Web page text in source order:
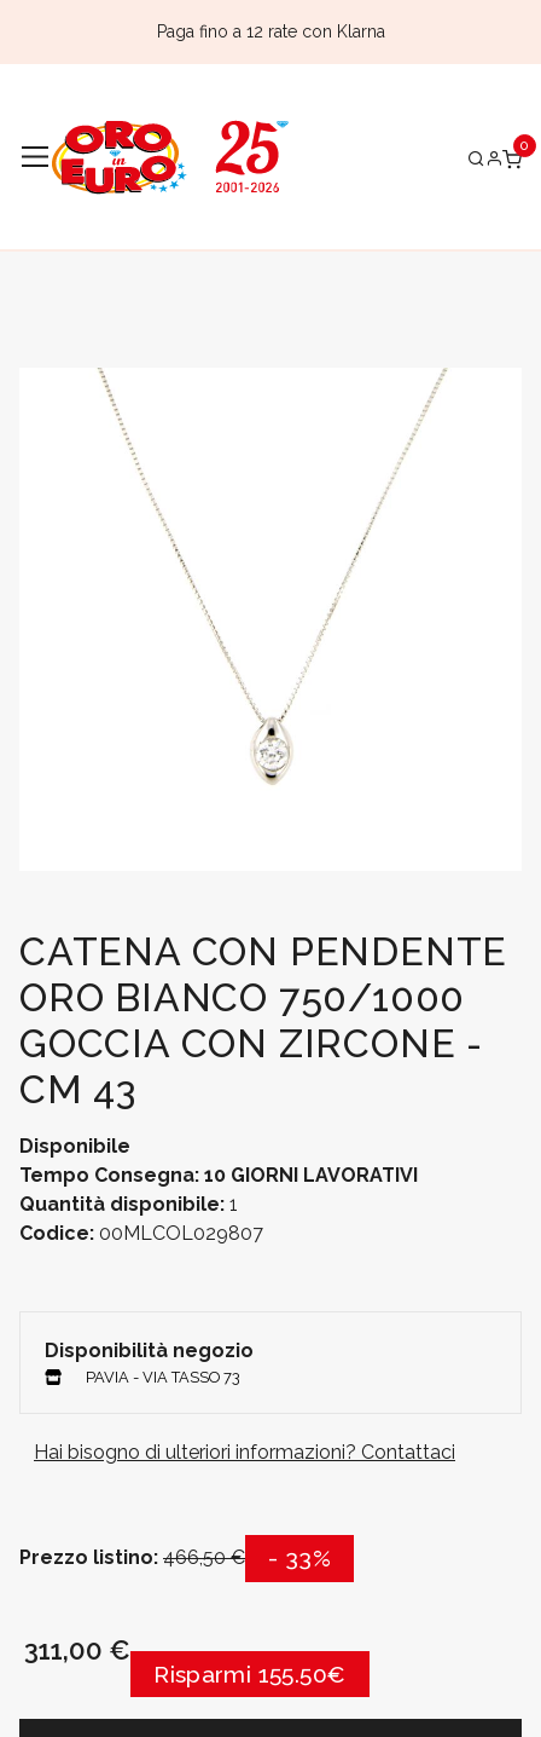
Paga fino a 12 rate con Klarna
CATENA CON PENDENTE
ORO BIANCO 750/1000
GOCCIA CON ZIRCONE -
CM 43
Disponibile
Tempo Consegna: 10 GIORNI LAVORATIVI
Quantità disponibile: 1
Codice: 00MLCOL029807
Disponibilità negozio
PAVIA - VIA TASSO 73
Hai bisogno di ulteriori informazioni? Contattaci
Prezzo listino: 466,50 € - 33%
311,00 €
Risparmi 155.50€